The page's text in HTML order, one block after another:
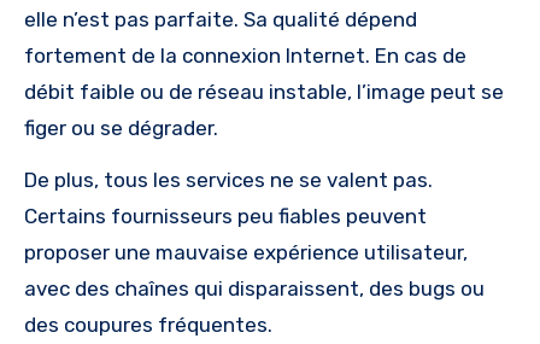
elle n’est pas parfaite. Sa qualité dépend
fortement de la connexion Internet. En cas de
débit faible ou de réseau instable, l’image peut se
figer ou se dégrader.
De plus, tous les services ne se valent pas.
Certains fournisseurs peu fiables peuvent
proposer une mauvaise expérience utilisateur,
avec des chaînes qui disparaissent, des bugs ou
des coupures fréquentes.